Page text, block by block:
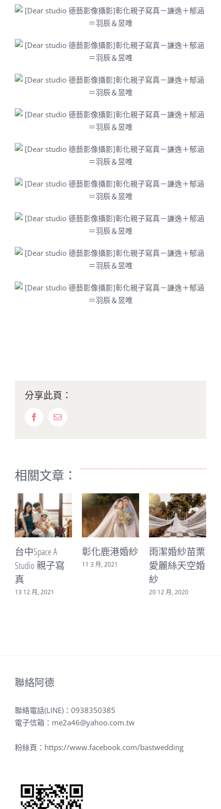
分享此頁：
FacebookEmail:
相關文章：
台中Space A
Studio 親子寫
13 12 月, 2021
彰化鹿港婚紗
11 3 月, 2021
雨潔婚紗苗栗
愛麗絲天空婚
20 12 月, 2020
彰
紗
聯絡阿德
聯絡電話(LINE)： 0938350385
電子信箱： me2a46@yahoo.com.tw
粉絲頁： https://www.facebook.com/bastwedding